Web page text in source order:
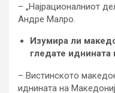
– „Најрационалниот
Андре Малро.
Изумира ли
гледате иднината
– Вистинското
иднината на